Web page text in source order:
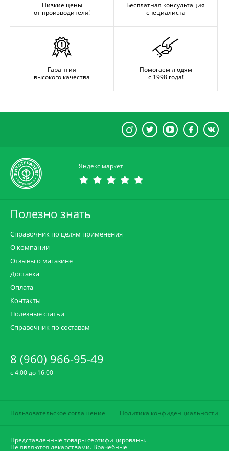
Низкие цены
от производителя!
Бесплатная консультация
специалиста
Гарантия
высокого качества
Помогаем людям
с 1998 года!
Яндекс маркет
Полезно знать
Справочник по целям применения
О компании
Отзывы о магазине
Доставка
Оплата
Контакты
Полезные статьи
Справочник по составам
8 (960) 966-95-49
c 4:00 до 16:00
Пользовательское соглашение Политика конфиденциальности
Представленные товары сертифицированы.
Не являются лекарствами. Врачебные